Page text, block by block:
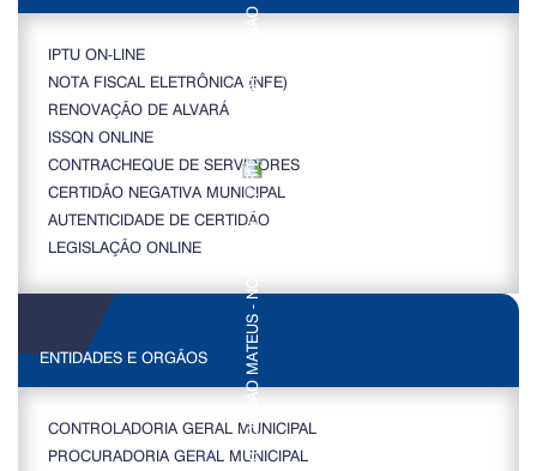
IPTU ON-LINE
NOTA FISCAL ELETRÔNICA (NFE)
RENOVAÇÃO DE ALVARÁ
ISSQN ONLINE
CONTRACHEQUE DE SERVIDORES
CERTIDÃO NEGATIVA MUNICIPAL
AUTENTICIDADE DE CERTIDÃO
LEGISLAÇÃO ONLINE
ENTIDADES E ORGÃOS
CONTROLADORIA GERAL MUNICIPAL
PROCURADORIA GERAL MUNICIPAL